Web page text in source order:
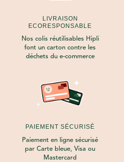
LIVRAISON
ECORESPONSABLE
Nos colis réutilisables Hipli
font un carton contre les
déchets du e-commerce
PAIEMENT SÉCURISÉ
Paiement en ligne sécurisé
par Carte bleue, Visa ou
Mastercard